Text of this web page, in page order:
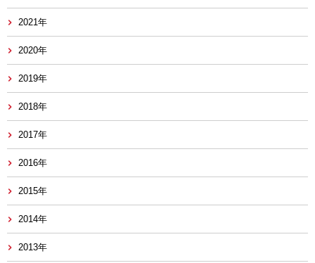
2021年
2020年
2019年
2018年
2017年
2016年
2015年
2014年
2013年